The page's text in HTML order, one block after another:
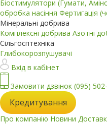
Біостимулятори (Гумати,
обробка насіння Фертигація
Мінеральні добрива
Комплексні добрива Азотні
Сільгосптехніка
Глибокорозпушувачі
Вхід в кабінет
Замовити дзвінок (095)
Кредитування
Про компанію Новини